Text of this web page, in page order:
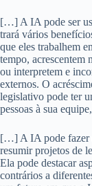
[…] A IA pode ser
trará vários
que eles trabalhem
tempo, acrescentem
ou interpretem e
externos. O
legislativo pode ter
pessoas à sua
[…] A IA pode fazer
resumir projetos de
Ela pode destacar
contrários a